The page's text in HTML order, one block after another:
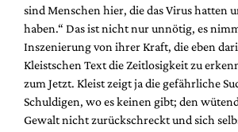
sind Menschen hier, die das Virus hatten
haben.“ Das ist nicht nur unnötig, es
Inszenierung von ihrer Kraft, die eben
Kleistschen Text die Zeitlosigkeit zu
zum Jetzt. Kleist zeigt ja die gefährliche
Schuldigen, wo es keinen gibt; den
Gewalt nicht zurückschreckt und sich